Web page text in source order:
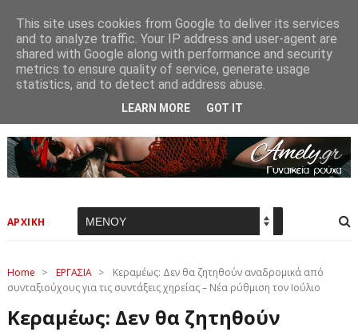
ΑΡΧΙΚΗ
Home > ΕΡΓΑΣΙΑ >
Κεραμέως: Δεν θα ζητηθούν αναδρομικά από
συνταξιούχους για τις συντάξεις χηρείας – Νέα ρύθμιση τον Ιούλιο
Κεραμέως: Δεν θα ζητηθούν
This site uses cookies from Google to deliver its services
and to analyze traffic. Your IP address and user-agent are
shared with Google along with performance and security
metrics to ensure quality of service, generate usage
statistics, and to detect and address abuse.
LEARN MORE GOT IT